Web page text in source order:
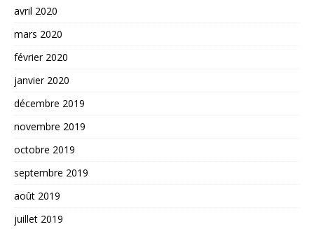
avril 2020
mars 2020
février 2020
janvier 2020
décembre 2019
novembre 2019
octobre 2019
septembre 2019
août 2019
juillet 2019